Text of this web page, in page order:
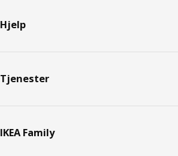
Hjelp
Tjenester
IKEA Family